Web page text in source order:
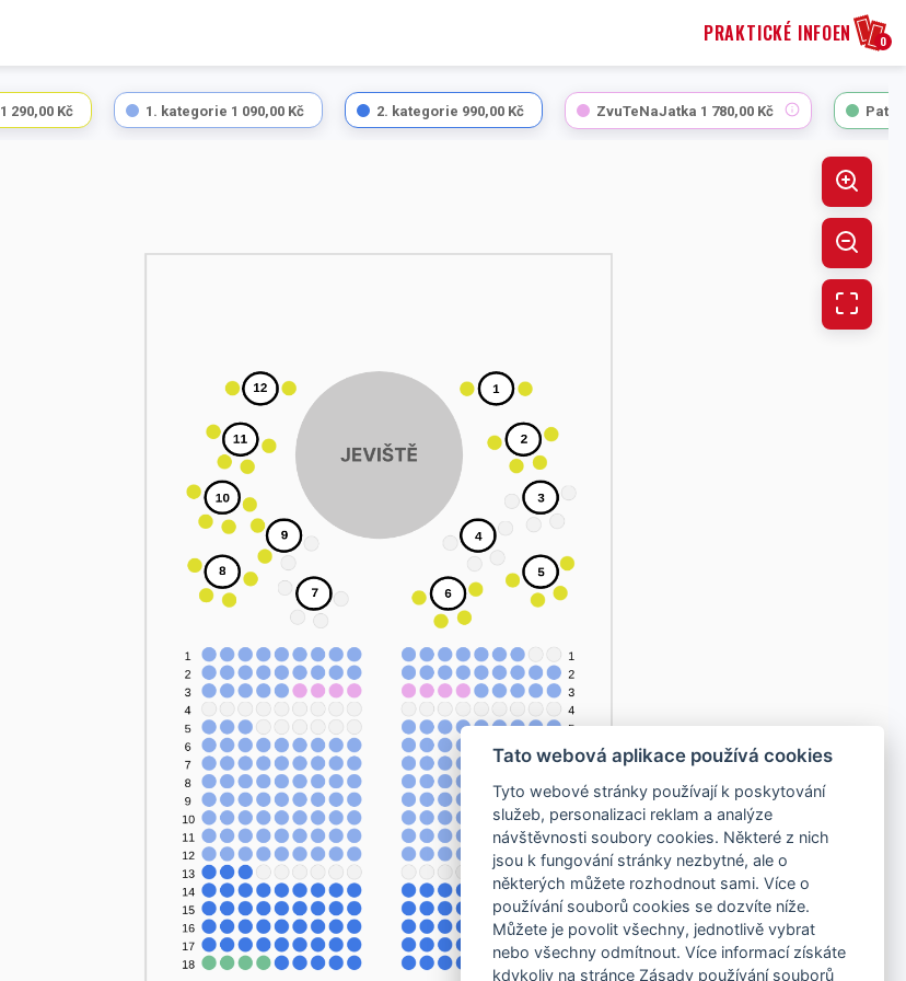
PRAKTICKÉ INFOEN 0
1 290,00 Kč 1. kategorie 1 090,00 Kč 2. kategorie 990,00 Kč ZvuTeNaJatka 1 780,00 Kč
Tato webová aplikace používá cookies
Tyto webové stránky používají k poskytování
služeb, personalizaci reklam a analýze
návštěvnosti soubory cookies. Některé z nich
jsou k fungování stránky nezbytné, ale o
některých můžete rozhodnout sami. Více o
používání souborů cookies se dozvíte níže.
Můžete je povolit všechny, jednotlivě vybrat
nebo všechny odmítnout. Více informací získáte
kdykoliv na stránce Zásady používání souborů